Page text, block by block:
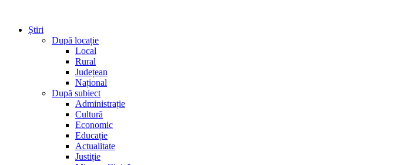
Știri
După locație
Local
Rural
Județean
Național
După subiect
Administrație
Cultură
Economic
Educație
Actualitate
Justiție